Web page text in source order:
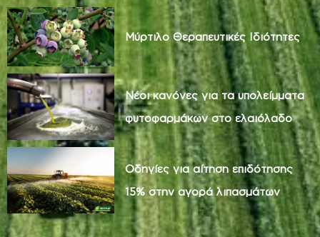
Μύρτιλο Θεραπευτικές Ιδιότητες
Νέοι κανόνες για τα υπολείμματα
φυτοφαρμάκων στο ελαιόλαδο
Οδηγίες για αίτηση επιδότησης
15% στην αγορά λιπασμάτων